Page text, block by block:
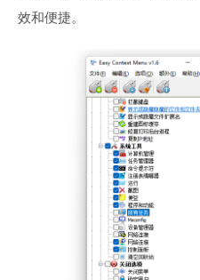
效和便捷。